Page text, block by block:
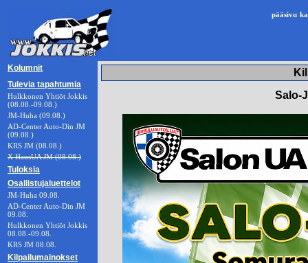
pääsivu
Kolumnit
Tulevia tapahtumia
Hulkkonen Yhtiöt Jokkis
(08.08.-09.08.)
JM-Huha (09.08.)
AD-Center Auto-Din JM
(09.08.)
KRS JM (08.08.)
X HausUA JM (08.08.)
Tuloksia
Osallistujaluettelot
JM-Huha 09.08.
AD-Center Auto-Din JM
09.08.
Hulkkonen Yhtiöt Jokkis
08.08.-09.08.
KRS JM 08.08.
Kilpailumainokset
Salo-